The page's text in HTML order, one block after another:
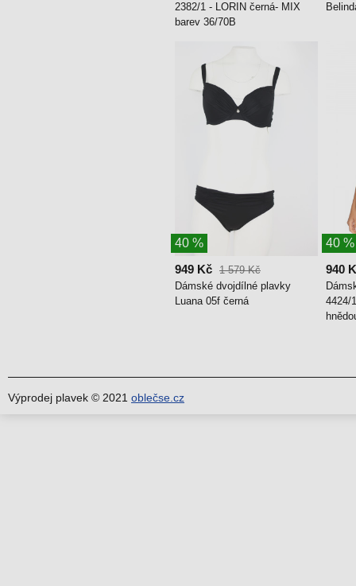
2382/1 - LORIN černá- MIX
barev 36/70B
40 %
949 Kč 1 579 Kč
Dámské dvojdílné plavky
Luana 05f černá
40 %
940
4424/
Výprodej plavek © 2021 oblečse.cz